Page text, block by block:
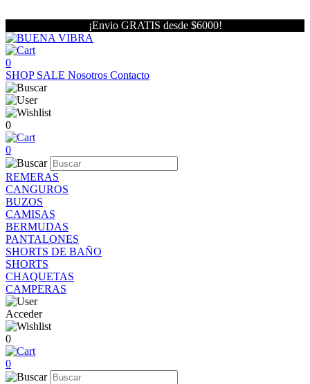
¡Envio GRATIS desde $6000!
0
SHOP SALE Nosotros Contacto
0
0
REMERAS
CANGUROS
BUZOS
CAMISAS
BERMUDAS
PANTALONES
SHORTS DE BAÑO
SHORTS
CHAQUETAS
CAMPERAS
Acceder
0
0